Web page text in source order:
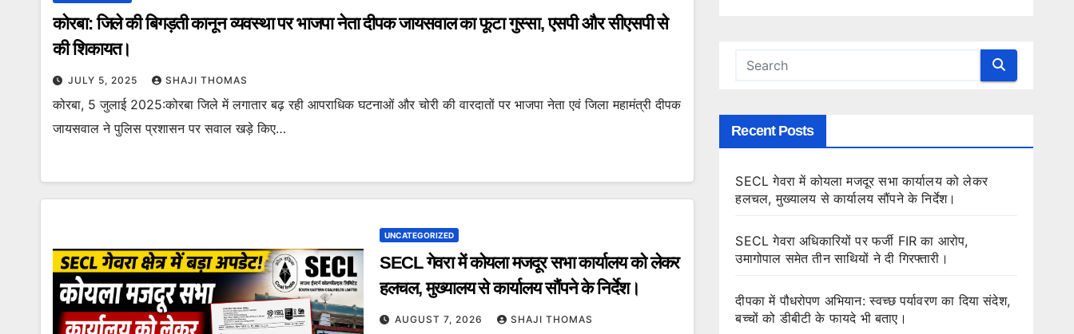
कोरबा: जिले की बिगड़ती कानून व्यवस्था पर भाजपा नेता दीपक जायसवाल का फूटा गुस्सा, एसपी और सीएसपी से
की शिकायत।
JULY 5, 2025 SHAJI THOMAS
कोरबा, 5 जुलाई 2025:कोरबा जिले में लगातार बढ़ रही आपराधिक घटनाओं और चोरी की वारदातों पर भाजपा नेता एवं जिला महामंत्री दीपक
जायसवाल ने पुलिस प्रशासन पर सवाल खड़े किए…
UNCATEGORIZED
SECL गेवरा में कोयला मजदूर सभा कार्यालय को लेकर
हलचल, मुख्यालय से कार्यालय सौंपने के निर्देश।
AUGUST 7, 2026 SHAJI THOMAS
Recent Posts
SECL गेवरा में कोयला मजदूर सभा कार्यालय को लेकर
हलचल, मुख्यालय से कार्यालय सौंपने के निर्देश।
SECL गेवरा अधिकारियों पर फर्जी FIR का आरोप,
उमागोपाल समेत तीन साथियों ने दी गिरफ्तारी।
दीपका में पौधरोपण अभियान: स्वच्छ पर्यावरण का दिया संदेश,
बच्चों को डीबीटी के फायदे भी बताए।